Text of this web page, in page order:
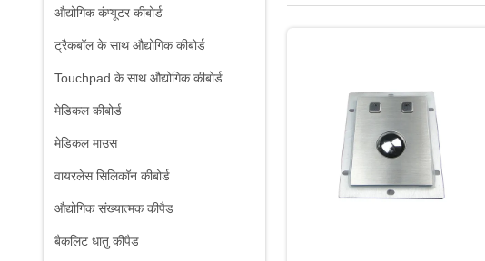
औद्योगिक कंप्यूटर कीबोर्ड
ट्रैकबॉल के साथ औद्योगिक कीबोर्ड
Touchpad के साथ औद्योगिक कीबोर्ड
मेडिकल कीबोर्ड
मेडिकल माउस
वायरलेस सिलिकॉन कीबोर्ड
औद्योगिक संख्यात्मक कीपैड
बैकलिट धातु कीपैड